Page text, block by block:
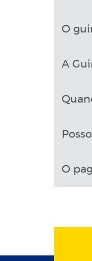
O
A
O